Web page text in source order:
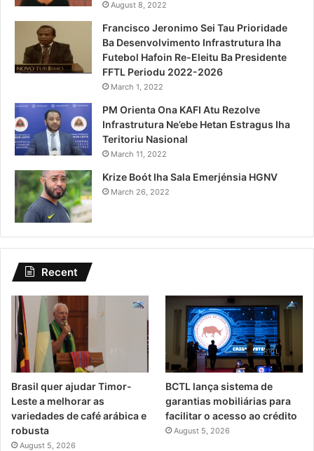
August 8, 2022
Francisco Jeronimo Sei Tau Prioridade
Ba Desenvolvimento Infrastrutura Iha
Futebol Hafoin Re-Eleitu Ba Presidente
FFTL Periodu 2022-2026
March 1, 2022
PM Orienta Ona KAFI Atu Rezolve
Infrastrutura Ne’ebe Hetan Estragus Iha
Teritoriu Nasional
March 11, 2022
Krize Boót Iha Sala Emerjénsia HGNV
March 26, 2022
Recent
Brasil quer ajudar Timor-
Leste a melhorar as
variedades de café arábica e
robusta
August 5, 2026
BCTL lança sistema de
garantias mobiliárias para
facilitar o acesso ao crédito
August 5, 2026